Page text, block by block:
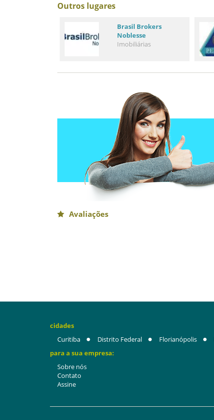
Outros lugares
Brasil Brokers
Noblesse
Imobiliárias
Avaliações
cidades
Curitiba
Distrito Federal Florianópolis
para a sua empresa:
Sobre nós
Contato
Assine